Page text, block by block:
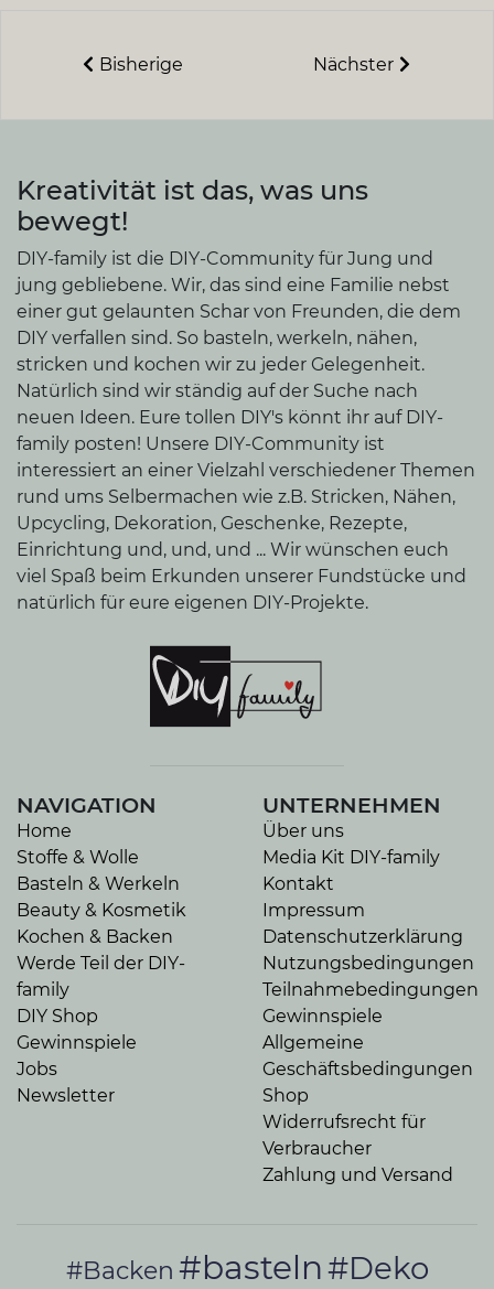
Bisherige Nächster
Kreativität ist das, was uns
bewegt!
DIY-family ist die DIY-Community für Jung und
jung gebliebene. Wir, das sind eine Familie nebst
einer gut gelaunten Schar von Freunden, die dem
DIY verfallen sind. So basteln, werkeln, nähen,
stricken und kochen wir zu jeder Gelegenheit.
Natürlich sind wir ständig auf der Suche nach
neuen Ideen. Eure tollen DIY's könnt ihr auf DIY-
family posten! Unsere DIY-Community ist
interessiert an einer Vielzahl verschiedener Themen
rund ums Selbermachen wie z.B. Stricken, Nähen,
Upcycling, Dekoration, Geschenke, Rezepte,
Einrichtung und, und, und ... Wir wünschen euch
viel Spaß beim Erkunden unserer Fundstücke und
natürlich für eure eigenen DIY-Projekte.
NAVIGATION
Home
Stoffe & Wolle
Basteln & Werkeln
Beauty & Kosmetik
Kochen & Backen
Werde Teil der DIY-
family
DIY Shop
Gewinnspiele
Jobs
Newsletter
UNTERNEHMEN
Über uns
Media Kit DIY-family
Kontakt
Impressum
Datenschutzerklärung
Nutzungsbedingungen
Teilnahmebedingungen
Gewinnspiele
Allgemeine
Geschäftsbedingungen
Shop
Widerrufsrecht für
Verbraucher
Zahlung und Versand
#Backen #basteln#Deko